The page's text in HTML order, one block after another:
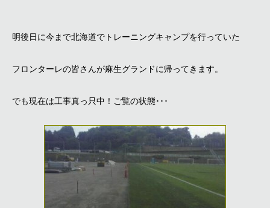
明後日に今まで北海道でトレーニングキャンプを行っていた
フロンターレの皆さんが麻生グランドに帰ってきます。
でも現在は工事真っ只中！ご覧の状態･･･